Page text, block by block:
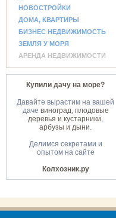
НОВОСТРОЙКИ
ДОМА, КВАРТИРЫ
БИЗНЕС НЕДВИЖИМОСТЬ
ЗЕМЛЯ У МОРЯ
АРЕНДА НЕДВИЖИМОСТИ
Купили дачу на море?
Давайте вырастим на вашей
даче виноград, плодовые
деревья и кустарники,
арбузы и дыни.
Делимся секретами и
опытом на сайте
Колхозник.ру